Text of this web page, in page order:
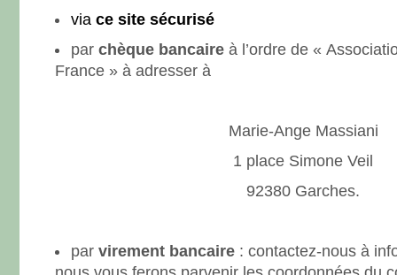
via ce site sécurisé
par chèque bancaire à l’ordre de «
France » à adresser à
Marie-Ange Massiani
1 place Simone Veil
92380 Garches.
par virement bancaire : contactez-nous à